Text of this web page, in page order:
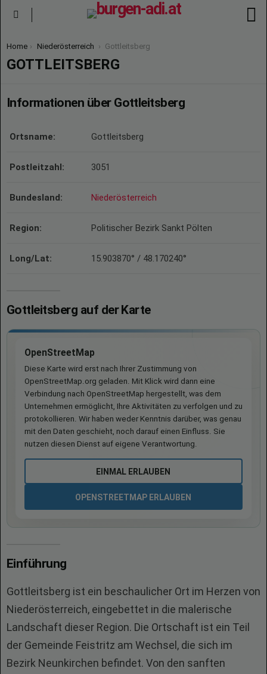
You are here:
Home Niederösterreich Gottleitsberg
GOTTLEITSBERG
Informationen über Gottleitsberg
Ortsname: Gottleitsberg
Postleitzahl: 3051
Bundesland: Niederösterreich
Region: Politischer Bezirk Sankt Pölten
Long/Lat: 15.903870° / 48.170240°
Gottleitsberg auf der Karte
OpenStreetMap
Diese Karte wird erst nach Ihrer Zustimmung von
OpenStreetMap.org geladen. Mit Klick wird dann eine
Verbindung nach OpenStreetMap hergestellt, was dem
Unternehmen ermöglicht, Ihre Aktivitäten zu verfolgen und zu
protokollieren. Wir haben weder Kenntnis darüber, was genau
mit den Daten geschieht, noch darauf einen Einfluss. Sie
nutzen diesen Dienst auf eigene Verantwortung.
EINMAL ERLAUBEN
OPENSTREETMAP ERLAUBEN
Einführung
Gottleitsberg ist ein beschaulicher Ort im Herzen von
Niederösterreich, eingebettet in die malerische
Landschaft dieser Region. Die Ortschaft ist ein Teil
der Gemeinde Feistritz am Wechsel, die sich im
Bezirk Neunkirchen befindet. Von den sanften